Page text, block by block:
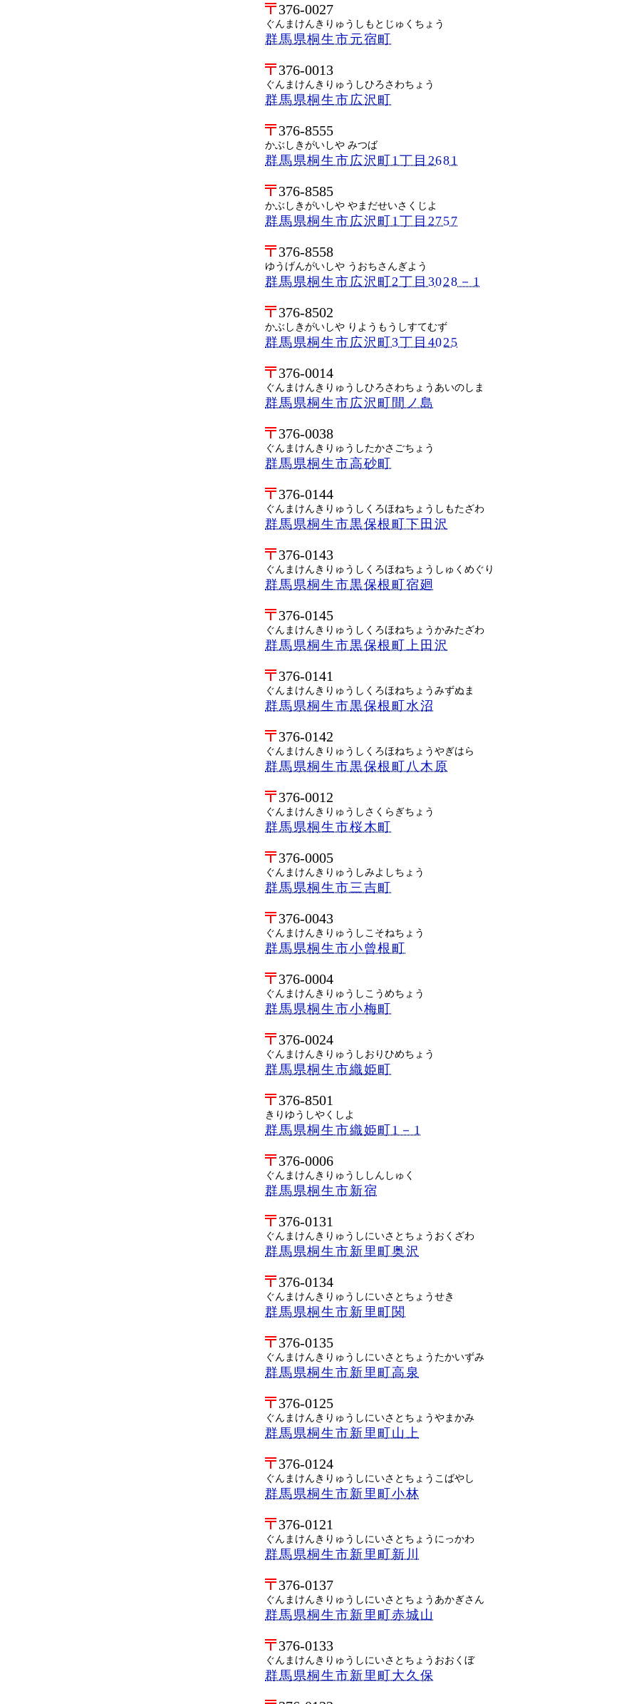
376-0027
ぐんまけんきりゅうしもとじゅくちょう
群馬県桐生市元宿町
376-0013
ぐんまけんきりゅうしひろさわちょう
群馬県桐生市広沢町
376-8555
かぶしきがいしや みつば
群馬県桐生市広沢町1丁目2681
376-8585
かぶしきがいしや やまだせいさくじよ
群馬県桐生市広沢町1丁目2757
376-8558
ゆうげんがいしや うおちさんぎよう
群馬県桐生市広沢町2丁目3028－1
376-8502
かぶしきがいしや りようもうしすてむず
群馬県桐生市広沢町3丁目4025
376-0014
ぐんまけんきりゅうしひろさわちょうあいのしま
群馬県桐生市広沢町間ノ島
376-0038
ぐんまけんきりゅうしたかさごちょう
群馬県桐生市高砂町
376-0144
ぐんまけんきりゅうしくろほねちょうしもたざわ
群馬県桐生市黒保根町下田沢
376-0143
ぐんまけんきりゅうしくろほねちょうしゅくめぐり
群馬県桐生市黒保根町宿廻
376-0145
ぐんまけんきりゅうしくろほねちょうかみたざわ
群馬県桐生市黒保根町上田沢
376-0141
ぐんまけんきりゅうしくろほねちょうみずぬま
群馬県桐生市黒保根町水沼
376-0142
ぐんまけんきりゅうしくろほねちょうやぎはら
群馬県桐生市黒保根町八木原
376-0012
ぐんまけんきりゅうしさくらぎちょう
群馬県桐生市桜木町
376-0005
ぐんまけんきりゅうしみよしちょう
群馬県桐生市三吉町
376-0043
ぐんまけんきりゅうしこそねちょう
群馬県桐生市小曾根町
376-0004
ぐんまけんきりゅうしこうめちょう
群馬県桐生市小梅町
376-0024
ぐんまけんきりゅうしおりひめちょう
群馬県桐生市織姫町
376-8501
きりゆうしやくしよ
群馬県桐生市織姫町1－1
376-0006
ぐんまけんきりゅうししんしゅく
群馬県桐生市新宿
376-0131
ぐんまけんきりゅうしにいさとちょうおくざわ
群馬県桐生市新里町奥沢
376-0134
ぐんまけんきりゅうしにいさとちょうせき
群馬県桐生市新里町関
376-0135
ぐんまけんきりゅうしにいさとちょうたかいずみ
群馬県桐生市新里町高泉
376-0125
ぐんまけんきりゅうしにいさとちょうやまかみ
群馬県桐生市新里町山上
376-0124
ぐんまけんきりゅうしにいさとちょうこばやし
群馬県桐生市新里町小林
376-0121
ぐんまけんきりゅうしにいさとちょうにっかわ
群馬県桐生市新里町新川
376-0137
ぐんまけんきりゅうしにいさとちょうあかぎさん
群馬県桐生市新里町赤城山
376-0133
ぐんまけんきりゅうしにいさとちょうおおくぼ
群馬県桐生市新里町大久保